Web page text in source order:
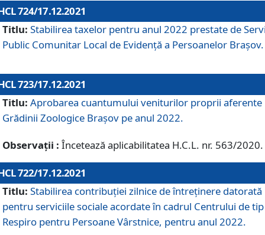
724/17.12.2021
Titlu: Stabilirea taxelor pentru anul 2022 prestate de
Public Comunitar Local de Evidență a Persoanelor Braşov.
723/17.12.2021
Titlu: Aprobarea cuantumului veniturilor proprii aferente
Grădinii Zoologice Braşov pe anul 2022.
Observații : Încetează aplicabilitatea H.C.L. nr. 563/2020.
722/17.12.2021
Titlu: Stabilirea contribuţiei zilnice de întreținere datorată
pentru serviciile sociale acordate în cadrul Centrului de tip
Respiro pentru Persoane Vârstnice, pentru anul 2022.